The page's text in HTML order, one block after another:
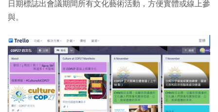
日期標誌出會議期間所有文化藝術活動，方便實體或線上參
與。